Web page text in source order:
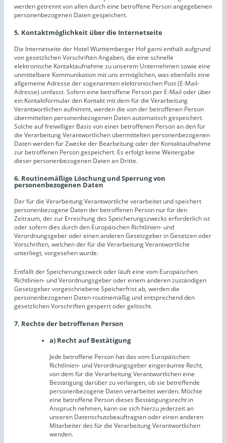
werden getrennt von allen durch eine betroffene Person angegebenen
personenbezogenen Daten gespeichert.
5. Kontaktmöglichkeit über die Internetseite
Die Internetseite der Hotel Württemberger Hof garni enthält aufgrund
von gesetzlichen Vorschriften Angaben, die eine schnelle
elektronische Kontaktaufnahme zu unserem Unternehmen sowie eine
unmittelbare Kommunikation mit uns ermöglichen, was ebenfalls eine
allgemeine Adresse der sogenannten elektronischen Post (E-Mail-
Adresse) umfasst. Sofern eine betroffene Person per E-Mail oder über
ein Kontaktformular den Kontakt mit dem für die Verarbeitung
Verantwortlichen aufnimmt, werden die von der betroffenen Person
übermittelten personenbezogenen Daten automatisch gespeichert.
Solche auf freiwilliger Basis von einer betroffenen Person an den für
die Verarbeitung Verantwortlichen übermittelten personenbezogenen
Daten werden für Zwecke der Bearbeitung oder der Kontaktaufnahme
zur betroffenen Person gespeichert. Es erfolgt keine Weitergabe
dieser personenbezogenen Daten an Dritte.
6. Routinemäßige Löschung und Sperrung von
personenbezogenen Daten
Der für die Verarbeitung Verantwortliche verarbeitet und speichert
personenbezogene Daten der betroffenen Person nur für den
Zeitraum, der zur Erreichung des Speicherungszwecks erforderlich ist
oder sofern dies durch den Europäischen Richtlinien- und
Verordnungsgeber oder einen anderen Gesetzgeber in Gesetzen oder
Vorschriften, welchen der für die Verarbeitung Verantwortliche
unterliegt, vorgesehen wurde.
Entfällt der Speicherungszweck oder läuft eine vom Europäischen
Richtlinien- und Verordnungsgeber oder einem anderen zuständigen
Gesetzgeber vorgeschriebene Speicherfrist ab, werden die
personenbezogenen Daten routinemäßig und entsprechend den
gesetzlichen Vorschriften gesperrt oder gelöscht.
7. Rechte der betroffenen Person
a) Recht auf Bestätigung
Jede betroffene Person hat das vom Europäischen
Richtlinien- und Verordnungsgeber eingeräumte Recht,
von dem für die Verarbeitung Verantwortlichen eine
Bestätigung darüber zu verlangen, ob sie betreffende
personenbezogene Daten verarbeitet werden. Möchte
eine betroffene Person dieses Bestätigungsrecht in
Anspruch nehmen, kann sie sich hierzu jederzeit an
unseren Datenschutzbeauftragten oder einen anderen
Mitarbeiter des für die Verarbeitung Verantwortlichen
wenden.